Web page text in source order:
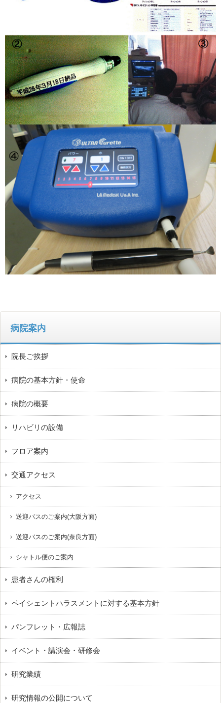
病院案内
院長ご挨拶
病院の基本方針・使命
病院の概要
リハビリの設備
フロア案内
交通アクセス
アクセス
送迎バスのご案内(大阪方面)
送迎バスのご案内(奈良方面)
シャトル便のご案内
患者さんの権利
ペイシェントハラスメントに対する基本方針
パンフレット・広報誌
イベント・講演会・研修会
研究業績
研究情報の公開について